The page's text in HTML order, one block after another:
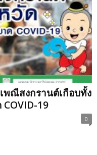
พณีสงกรานต์เกือบทั้ง
19
0